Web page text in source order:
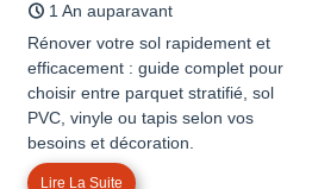
1 An auparavant
Rénover votre sol rapidement et
efficacement : guide complet pour
choisir entre parquet stratifié, sol
PVC, vinyle ou tapis selon vos
besoins et décoration.
Lire La Suite